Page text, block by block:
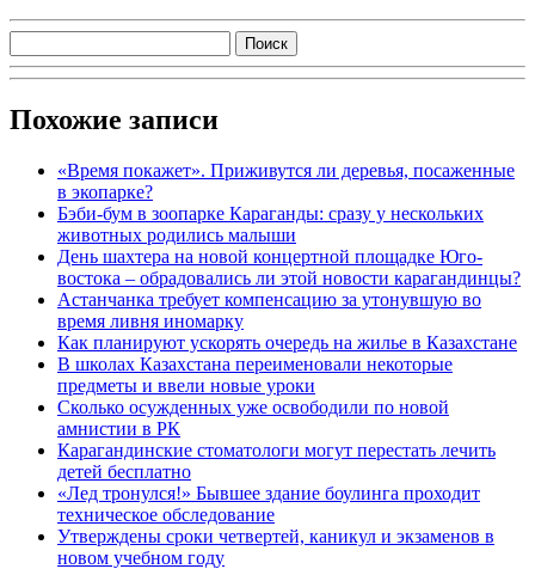
Похожие записи
«Время покажет». Приживутся ли деревья, посаженные
в экопарке?
Бэби-бум в зоопарке Караганды: сразу у нескольких
животных родились малыши
День шахтера на новой концертной площадке Юго-
востока – обрадовались ли этой новости карагандинцы?
Астанчанка требует компенсацию за утонувшую во
время ливня иномарку
Как планируют ускорять очередь на жилье в Казахстане
В школах Казахстана переименовали некоторые
предметы и ввели новые уроки
Сколько осужденных уже освободили по новой
амнистии в РК
Карагандинские стоматологи могут перестать лечить
детей бесплатно
«Лед тронулся!» Бывшее здание боулинга проходит
техническое обследование
Утверждены сроки четвертей, каникул и экзаменов в
новом учебном году